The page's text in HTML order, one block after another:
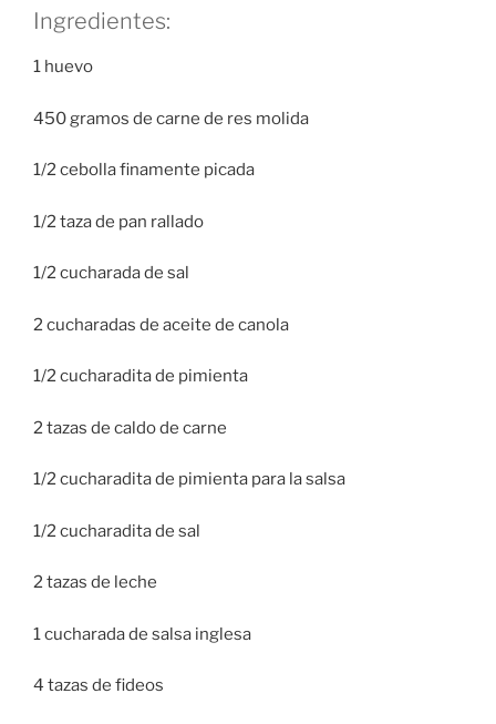
Ingredientes:
1 huevo
450 gramos de carne de res molida
1/2 cebolla finamente picada
1/2 taza de pan rallado
1/2 cucharada de sal
2 cucharadas de aceite de canola
1/2 cucharadita de pimienta
2 tazas de caldo de carne
1/2 cucharadita de pimienta para la salsa
1/2 cucharadita de sal
2 tazas de leche
1 cucharada de salsa inglesa
4 tazas de fideos